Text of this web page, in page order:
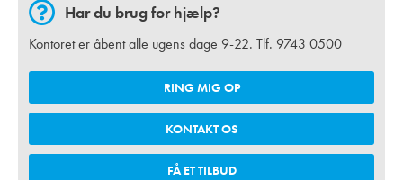
Har du brug for hjælp?
Kontoret er åbent alle ugens dage 9-22. Tlf. 9743 0500
RING MIG OP
KONTAKT OS
FÅ ET TILBUD